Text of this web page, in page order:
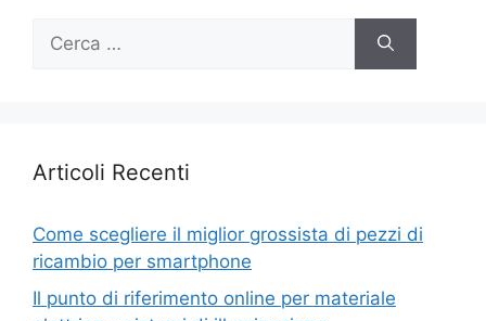
Ricerca
Articoli Recenti
Come scegliere il miglior grossista di pezzi di
ricambio per smartphone
Il punto di riferimento online per materiale